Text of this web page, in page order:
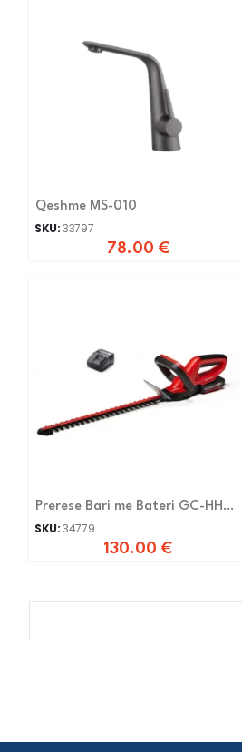
Qeshme MS-010
SKU:33797
78.00 €
Prerese Bari me Bateri GC-HH
1846
SKU:34779
130.00 €